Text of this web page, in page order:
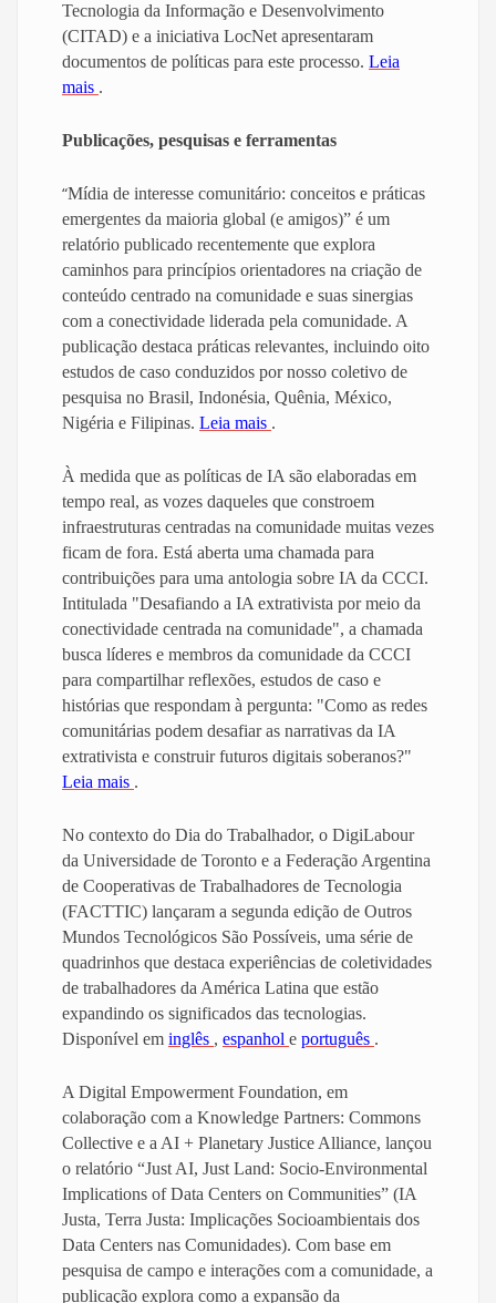
Tecnologia da Informação e Desenvolvimento
(CITAD) e a iniciativa LocNet apresentaram
documentos de políticas para este processo. Leia
mais .
Publicações, pesquisas e ferramentas
“Mídia de interesse comunitário: conceitos e práticas
emergentes da maioria global (e amigos)” é um
relatório publicado recentemente que explora
caminhos para princípios orientadores na criação de
conteúdo centrado na comunidade e suas sinergias
com a conectividade liderada pela comunidade. A
publicação destaca práticas relevantes, incluindo oito
estudos de caso conduzidos por nosso coletivo de
pesquisa no Brasil, Indonésia, Quênia, México,
Nigéria e Filipinas. Leia mais .
À medida que as políticas de IA são elaboradas em
tempo real, as vozes daqueles que constroem
infraestruturas centradas na comunidade muitas vezes
ficam de fora. Está aberta uma chamada para
contribuições para uma antologia sobre IA da CCCI.
Intitulada "Desafiando a IA extrativista por meio da
conectividade centrada na comunidade", a chamada
busca líderes e membros da comunidade da CCCI
para compartilhar reflexões, estudos de caso e
histórias que respondam à pergunta: "Como as redes
comunitárias podem desafiar as narrativas da IA
extrativista e construir futuros digitais soberanos?"
Leia mais .
No contexto do Dia do Trabalhador, o DigiLabour
da Universidade de Toronto e a Federação Argentina
de Cooperativas de Trabalhadores de Tecnologia
(FACTTIC) lançaram a segunda edição de Outros
Mundos Tecnológicos São Possíveis, uma série de
quadrinhos que destaca experiências de coletividades
de trabalhadores da América Latina que estão
expandindo os significados das tecnologias.
Disponível em inglês , espanhol e português .
A Digital Empowerment Foundation, em
colaboração com a Knowledge Partners: Commons
Collective e a AI + Planetary Justice Alliance, lançou
o relatório “Just AI, Just Land: Socio-Environmental
Implications of Data Centers on Communities” (IA
Justa, Terra Justa: Implicações Socioambientais dos
Data Centers nas Comunidades). Com base em
pesquisa de campo e interações com a comunidade, a
publicação explora como a expansão da